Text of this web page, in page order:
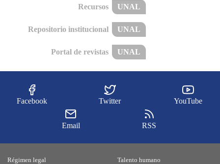
Recursos UNAL
Repositorio institucional UNAL
Portal de revistas UNAL
Facebook Twitter YouTube
Email RSS
Régimen legal
Talento humano